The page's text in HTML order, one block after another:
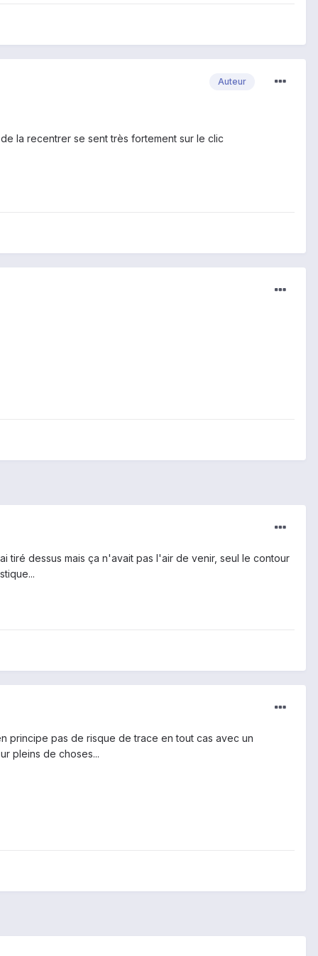
Auteur
la recentrer se sent très fortement sur le clic
dessus mais ça n'avait pas l'air de venir, seul le contour
principe pas de risque de trace en tout cas avec un
pleins de choses...